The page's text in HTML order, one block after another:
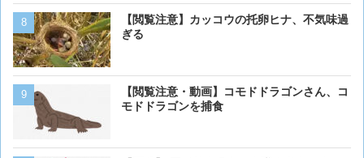
【閲覧注意】カッコウの托卵ヒナ、不気味過
ぎる
【閲覧注意・動画】コモドドラゴンさん、コ
モドドラゴンを捕食
【動画】男性、ロバにちょ
【画像】イッヌ、リモコ
を切る